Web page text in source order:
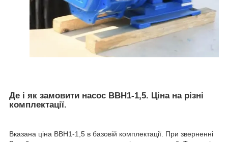
Де і як замовити насос ВВН1-1,5. Ціна на різні
комплектації.
Вказана ціна ВВН1-1,5 в базовій комплектації. При зверненні